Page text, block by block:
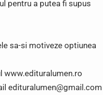
pentru a putea fi supus
sa-si motiveze optiunea
www.edituralumen.ro
edituralumen@gmail.com